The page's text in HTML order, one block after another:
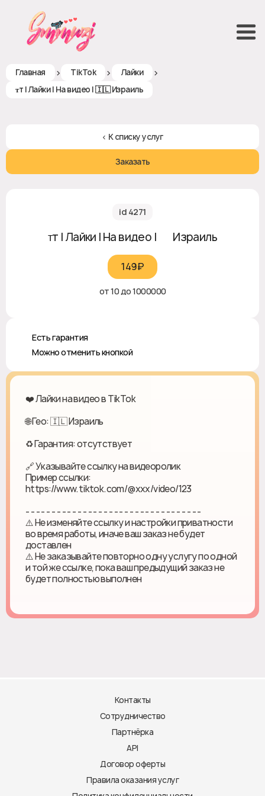
Главная > TikTok > Лайки >
ᴛт | Лайки | На видео | 🇮🇱 Израиль
< К списку услуг
Заказать
id 4271
ᴛт | Лайки | На видео | 🇮🇱 Израиль
149₽‎
от 10 до 1000000
♻️ Есть гарантия
❎ Можно отменить кнопкой
❤️ Лайки на видео в TikTok
🌐 Гео: 🇮🇱 Израиль
♻ Гарантия: отсутствует
🔗 Указывайте ссылку на видеоролик
Пример ссылки:
https://www.tiktok.com/@xxx/video/123
- - - - - - - - - - - - - - - - - - - - - - - - - - - - - - - - - -
⚠️ Не изменяйте ссылку и настройки приватности
во время работы, иначе ваш заказ не будет
доставлен
⚠️ Не заказывайте повторно одну услугу по одной
и той же ссылке, пока ваш предыдущий заказ не
будет полностью выполнен
Контакты
Сотрудничество
Партнёрка
API
Договор оферты
Правила оказания услуг